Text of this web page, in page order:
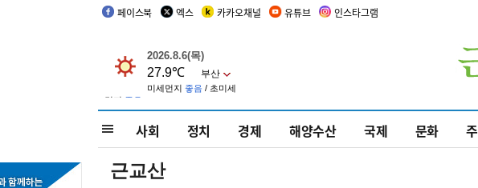
페이스북 엑스 카카오채널 유튜브 인스타그램
사회 정치 경제 해양수산 국제 문화
근교산